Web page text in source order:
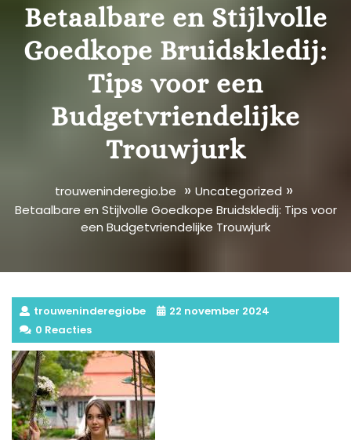
Betaalbare en Stijlvolle
Goedkope Bruidskledij:
Tips voor een
Budgetvriendelijke
Trouwjurk
trouweninderegio.be » Uncategorized »
Betaalbare en Stijlvolle Goedkope Bruidskledij: Tips voor
een Budgetvriendelijke Trouwjurk
trouweninderegiobe
22 november 2024
0 Reacties